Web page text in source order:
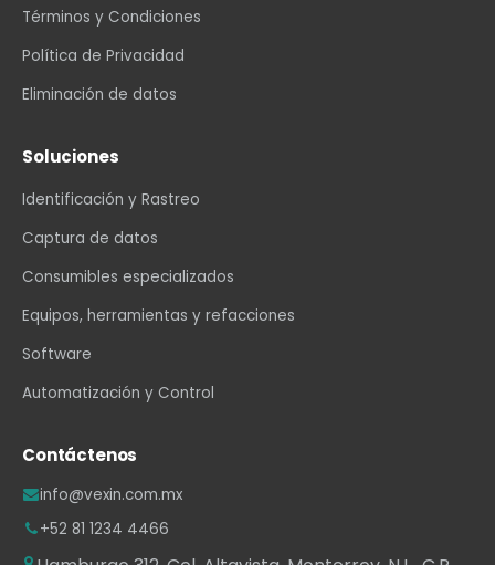
Términos y Condiciones
Política de Privacidad
Eliminación de datos
Soluciones
Identificación y Rastreo
Captura de datos
Consumibles especializados
Equipos, herramientas y refacciones
Software
Automatización y Control
Contáctenos
info@vexin.com.mx
+52 81 1234 4466